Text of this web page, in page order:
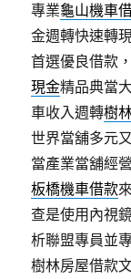
專業龜山機車
金週轉快速轉
首選優良借款
現金精品典當
車收入週轉樹
世界當舖多元
當產業當舖經
板橋機車借款
查是使用內視
析聯盟專員並
樹林房屋借款